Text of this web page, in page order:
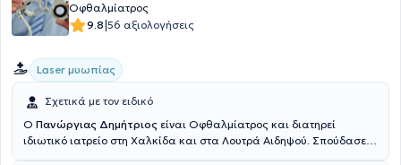
Οφθαλμίατρος
9.8|56 αξιολογήσεις
Laser μυωπίας
Σχετικά με τον ειδικό
Ο Πανώργιας Δημήτριος είναι Οφθαλμίατρος και διατηρεί
ιδιωτικό ιατρείο στη Χαλκίδα και στα Λουτρά Αιδηψού. Σπούδασε